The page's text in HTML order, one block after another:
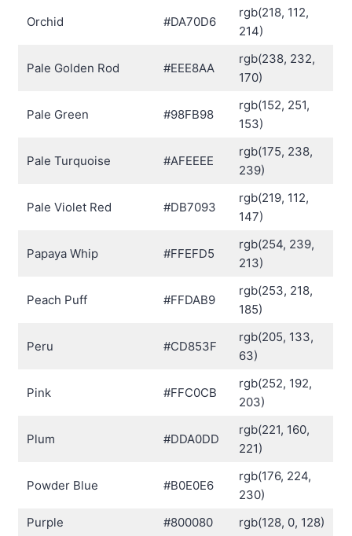
Orchid #DA70D6
rgb(218, 112,
214)
Pale Golden Rod #EEE8AA
rgb(238, 232,
170)
Pale Green #98FB98
rgb(152, 251,
153)
Pale Turquoise #AFEEEE
rgb(175, 238,
239)
Pale Violet Red #DB7093
rgb(219, 112,
147)
Papaya Whip #FFEFD5
rgb(254, 239,
213)
Peach Puff #FFDAB9
rgb(253, 218,
185)
Peru #CD853F
rgb(205, 133,
63)
Pink #FFC0CB
rgb(252, 192,
203)
Plum #DDA0DD
rgb(221, 160,
221)
Powder Blue #B0E0E6
rgb(176, 224,
230)
Purple
#800080 rgb(128, 0, 128)